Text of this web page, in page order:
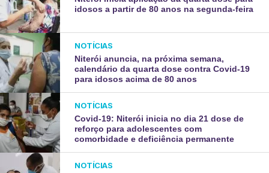
idosos a partir de 80 anos na segunda-feira
NOTÍCIAS
Niterói anuncia, na próxima semana,
calendário da quarta dose contra Covid-19
para idosos acima de 80 anos
NOTÍCIAS
Covid-19: Niterói inicia no dia 21 dose de
reforço para adolescentes com
comorbidade e deficiência permanente
NOTÍCIAS